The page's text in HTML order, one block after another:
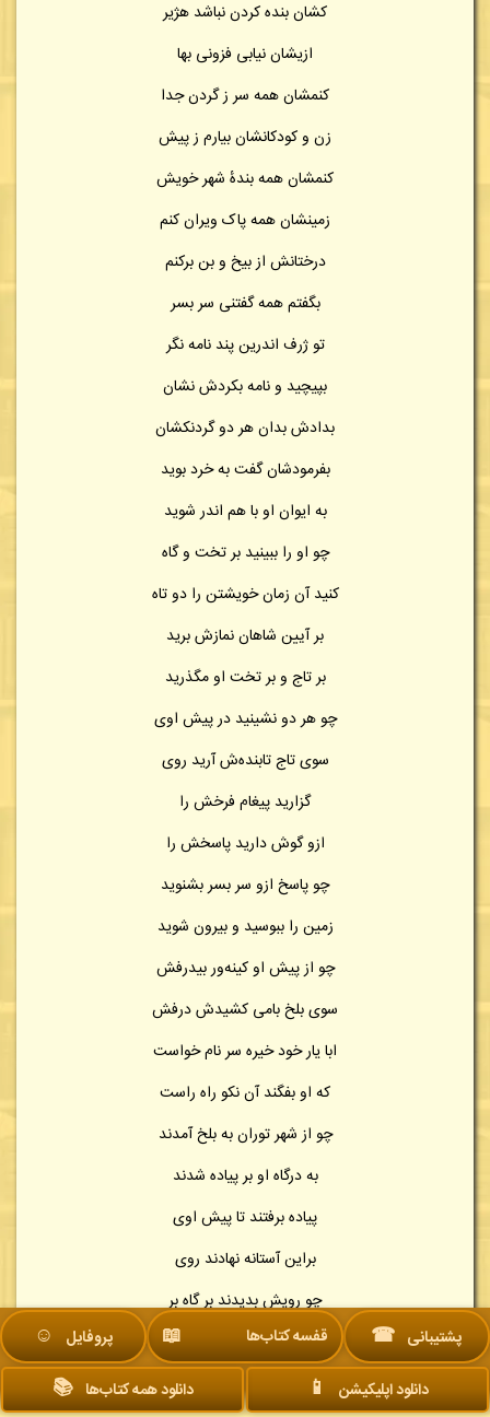
کشان بنده کردن نباشد هژیر
ازیشان نیابی فزونی بها
کنمشان همه سر ز گردن جدا
زن و کودکانشان بیارم ز پیش
کنمشان همه بندهٔ شهر خویش
زمینشان همه پاک ویران کنم
درختانش از بیخ و بن برکنم
بگفتم همه گفتنی سر بسر
تو ژرف اندرین پند نامه نگر
بپیچید و نامه بکردش نشان
بدادش بدان هر دو گردنکشان
بفرمودشان گفت به خرد بوید
به ایوان او با هم اندر شوید
چو او را ببینید بر تخت و گاه
کنید آن زمان خویشتن را دو تاه
بر آیین شاهان نمازش برید
بر تاج و بر تخت او مگذرید
چو هر دو نشینید در پیش اوی
سوی تاج تابنده‌ش آرید روی
گزارید پیغام فرخش را
ازو گوش دارید پاسخش را
چو پاسخ ازو سر بسر بشنوید
زمین را ببوسید و بیرون شوید
چو از پیش او کینه‌ور بیدرفش
سوی بلخ بامی کشیدش درفش
ابا یار خود خیره سر نام خواست
که او بفگند آن نکو راه راست
چو از شهر توران به بلخ آمدند
به درگاه او بر پیاده شدند
پیاده برفتند تا پیش اوی
براین آستانه نهادند روی
چو رویش بدیدند بر گاه بر
چو خورشید و تیر از بر ماه بر
نیایش نمودند چون بندگان
پشتیبانی ☎ قفسه کتاب‌ها 📖 پروفایل ☺︎
دانلود اپلیکیشن 📱 دانلود همه کتاب‌ها 📚